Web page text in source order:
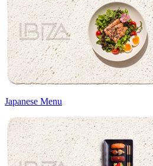
Japanese Menu